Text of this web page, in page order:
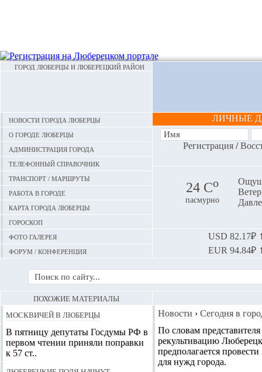
ГОРОД ЛЮБЕРЦЫ И ЛЮБЕРЕЦКИЙ РАЙОН
Новости города Люберцы
О городе Люберцы
Администрация города
Телефонный справочник
Транспорт / маршруты
Работа в городе
Карта города Люберцы
Гороскоп
Фото галерея
Форум / конференция
ЛИЧНЫЕ
Регистрация/
24 Сo
пасмурно
USD 82.17₽
EUR 94.84₽
Новости › Сегодня в
По словам
рекультивацию
предполагается
для нужд города.
ПОХОЖИЕ МАТЕРИАЛЫ
Москвичей в Люберцы
В пятницу депутаты Госдумы РФ в
первом чтении приняли поправки
к 57 ст..